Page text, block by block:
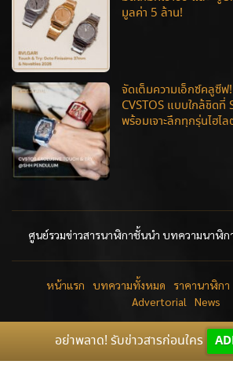
มูลค่า 5 ล้าน!
จัดเต็มความเอ็กซ์คลูซี
CVSTOS แบบใกล้ชิด
พร้อมเจาะลึกทุกรุ่นไฮไล
ศูนย์รวมข่าวสารนาฬิกาชั้นนำ บทความนาฬิก
หน้าแรก บทความทั้งหมด ราคานาฬิกา
Advertorial
News
อย่าพลาด! รับข่าวสารก่อนใคร